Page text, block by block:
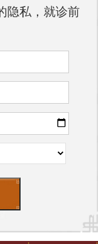
隐私，就诊前